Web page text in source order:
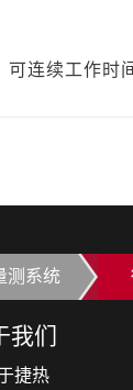
连续工作时
测系统
我们
捷热